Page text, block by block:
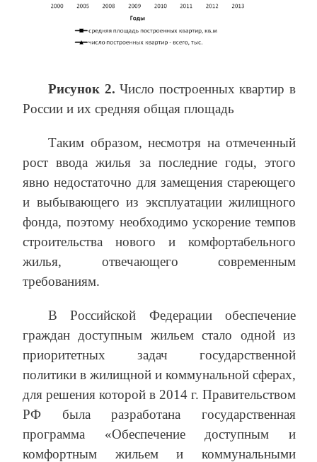
Рисунок 2. Число построенных квартир в
России и их средняя общая площадь
Таким образом, несмотря на отмеченный
рост ввода жилья за последние годы, этого
явно недостаточно для замещения стареющего
и выбывающего из эксплуатации жилищного
фонда, поэтому необходимо ускорение темпов
строительства нового и комфортабельного
жилья, отвечающего современным
требованиям.
В Российской Федерации обеспечение
граждан доступным жильем стало одной из
приоритетных задач государственной
политики в жилищной и коммунальной сферах,
для решения которой в 2014 г. Правительством
РФ была разработана государственная
программа «Обеспечение доступным и
комфортным жильем и коммунальными